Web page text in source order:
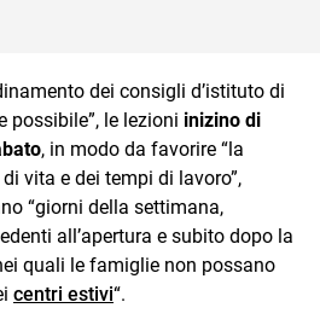
dei consigli d’istituto di
possibile”, le lezioni inizino di
, in modo da favorire “la
vita e dei tempi di lavoro”,
“giorni della settimana,
all’apertura e subito dopo la
quali le famiglie non possano
centri estivi“.